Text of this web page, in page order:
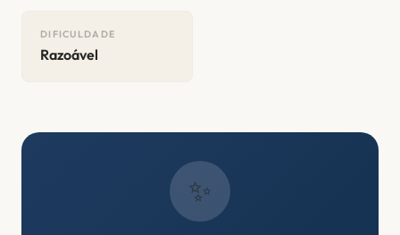
DIFICULDADE
Razoável
✨